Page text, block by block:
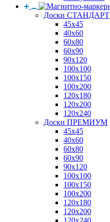
Доски СТАНДАРТ
45x45
40x60
60x80
60x90
90x120
100x100
100x150
100x200
120x180
120x200
120x240
Доски ПРЕМИУМ
45x45
40x60
60x80
60x90
90x120
100x100
100x150
100x200
120x180
120x200
120x240